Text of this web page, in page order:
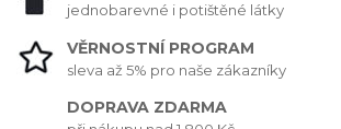
jednobarevné i potištěné látky
VĚRNOSTNÍ PROGRAM
sleva až 5% pro naše zákazníky
DOPRAVA ZDARMA